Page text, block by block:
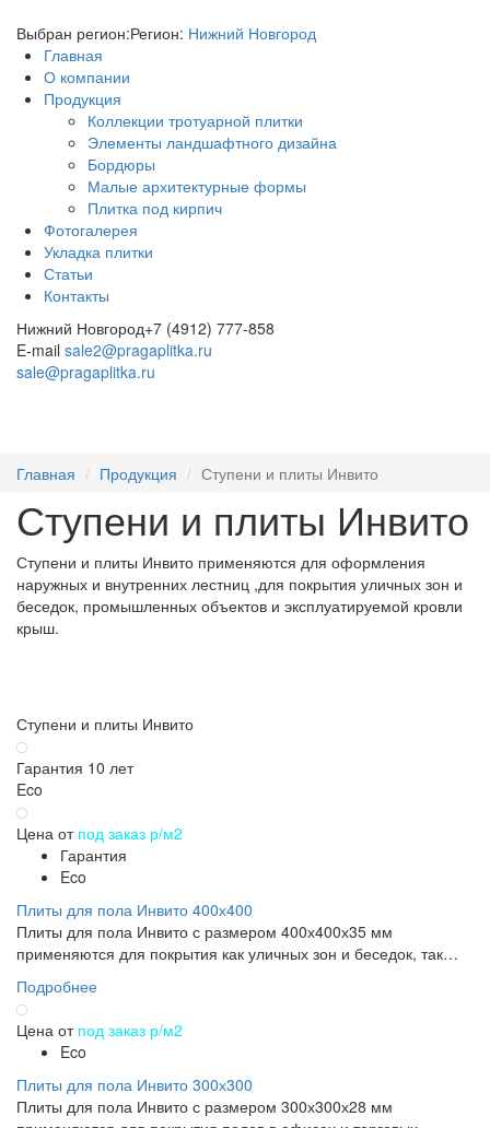
Выбран регион:Регион: Нижний Новгород
Главная
О компании
Продукция
Коллекции тротуарной плитки
Элементы ландшафтного дизайна
Бордюры
Малые архитектурные формы
Плитка под кирпич
Фотогалерея
Укладка плитки
Статьи
Контакты
Нижний Новгород+7 (4912) 777-858
E-mail sale2@pragaplitka.ru
sale@pragaplitka.ru
Главная Продукция Ступени и плиты Инвито
Ступени и плиты Инвито
Ступени и плиты Инвито применяются для оформления
наружных и внутренних лестниц ,для покрытия уличных зон и
беседок, промышленных объектов и эксплуатируемой кровли
крыш.
Ступени и плиты Инвито
Гарантия 10 лет
Eco
Цена от под заказ р/м2
Гарантия
Eco
Плиты для пола Инвито 400х400
Плиты для пола Инвито с размером 400х400х35 мм
применяются для покрытия как уличных зон и беседок, так…
Подробнее
Цена от под заказ р/м2
Eco
Плиты для пола Инвито 300х300
Плиты для пола Инвито с размером 300х300х28 мм